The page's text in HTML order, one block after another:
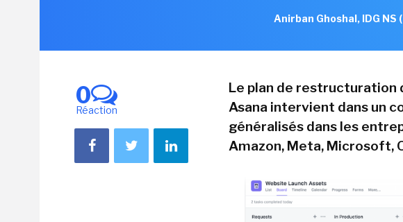
Anirban Ghoshal, IDG
0
Réaction
Le plan de
Asana intervient dans un
généralisés dans les
Amazon, Meta, Microsoft,